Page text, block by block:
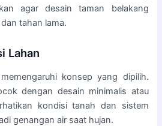
agar desain taman belakang
tahan lama.
Lahan
konsep yang dipilih.
dengan desain minimalis atau
kondisi tanah dan sistem
genangan air saat hujan.